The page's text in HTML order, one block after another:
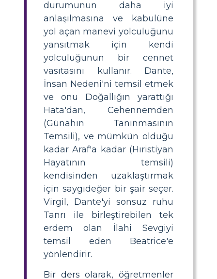
durumunun daha iyi
anlaşılmasına ve kabulüne
yol açan manevi yolculuğunu
yansıtmak için kendi
yolculuğunun bir cennet
vasıtasını kullanır. Dante,
İnsan Nedeni'ni temsil etmek
ve onu Doğallığın yarattığı
Hata'dan, Cehennemden
(Günahın Tanınmasının
Temsili), ve mümkün olduğu
kadar Araf'a kadar (Hıristiyan
Hayatının temsili)
kendisinden uzaklaştırmak
için saygıdeğer bir şair seçer.
Virgil, Dante'yi sonsuz ruhu
Tanrı ile birleştirebilen tek
erdem olan İlahi Sevgiyi
temsil eden Beatrice'e
yönlendirir.
Bir ders olarak, öğretmenler